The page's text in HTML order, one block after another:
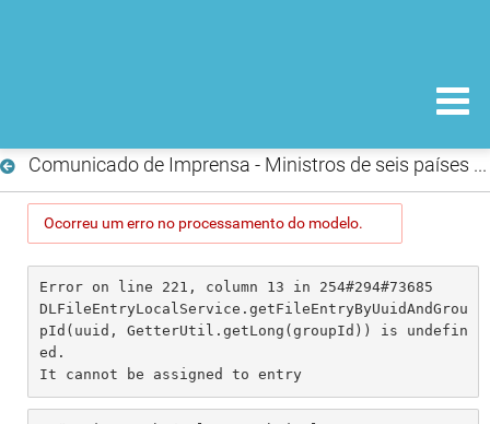
Comunicado de Imprensa - Ministros de seis países assinam acordo inédito para acesso aos medicamentos
Ocorreu um erro no processamento do modelo.
Error on line 221, column 13 in 254#294#73685
DLFileEntryLocalService.getFileEntryByUuidAndGrou
pId(uuid, GetterUtil.getLong(groupId)) is undefin
ed.
It cannot be assigned to entry